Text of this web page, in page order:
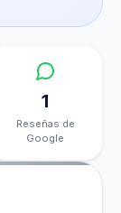
1
Reseñas de
Google